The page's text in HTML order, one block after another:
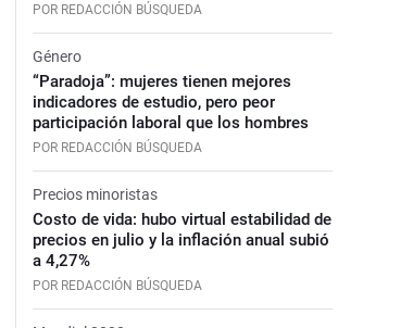
POR REDACCIÓN BÚSQUEDA
Género
“Paradoja”: mujeres tienen mejores
indicadores de estudio, pero peor
participación laboral que los hombres
POR REDACCIÓN BÚSQUEDA
Precios minoristas
Costo de vida: hubo virtual estabilidad de
precios en julio y la inflación anual subió
a 4,27%
POR REDACCIÓN BÚSQUEDA